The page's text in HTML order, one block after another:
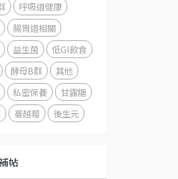
呼吸道健康
腸胃道相關
益生菌
低GI飲食
酵母B群
其他
私密保養
甘露糖
蔓越莓 後生元
帖